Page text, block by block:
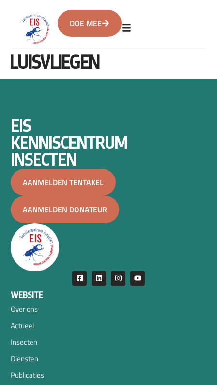
DOE MEE
LUISVLIEGEN
EIS
KENNISCENTRUM
INSECTEN
AANMELDEN TENTAKEL
AANMELDEN DONATEUR
WEBSITE
Over ons
Actueel
Insecten
Diensten
Publicaties